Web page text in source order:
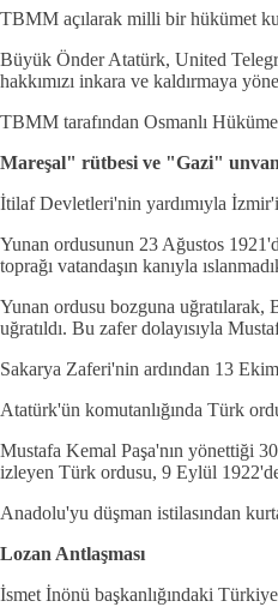
TBMM açılarak milli bir hükümet
Büyük Önder Atatürk, United
hakkımızı inkara ve kaldırmaya
TBMM tarafından Osmanlı
Mareşal" rütbesi ve "Gazi"
İtilaf Devletleri'nin yardımıyla
Yunan ordusunun 23 Ağustos
toprağı vatandaşın kanıyla
Yunan ordusu bozguna uğratılarak,
uğratıldı. Bu zafer dolayısıyla
Sakarya Zaferi'nin ardından 13
Atatürk'ün komutanlığında Türk
Mustafa Kemal Paşa'nın yönettiği
izleyen Türk ordusu, 9 Eylül
Anadolu'yu düşman istilasından
Lozan Antlaşması
İsmet İnönü başkanlığındaki